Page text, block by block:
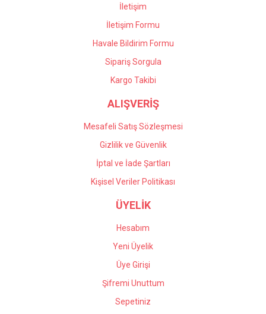
İletişim
İletişim Formu
Havale Bildirim Formu
Sipariş Sorgula
Kargo Takibi
ALIŞVERİŞ
Mesafeli Satış Sözleşmesi
Gizlilik ve Güvenlik
İptal ve İade Şartları
Kişisel Veriler Politikası
ÜYELİK
Hesabım
Yeni Üyelik
Üye Girişi
Şifremi Unuttum
Sepetiniz